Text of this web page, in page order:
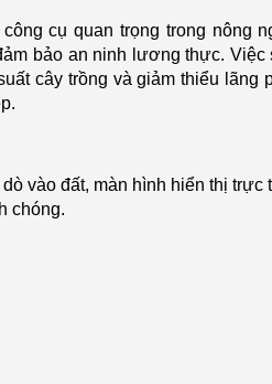
công cụ quan trọng trong nông
ảm bảo an ninh lương thực. Việc
ất cây trồng và giảm thiểu l ãng
ò vào đất, màn hình hiển thị trực
chóng.